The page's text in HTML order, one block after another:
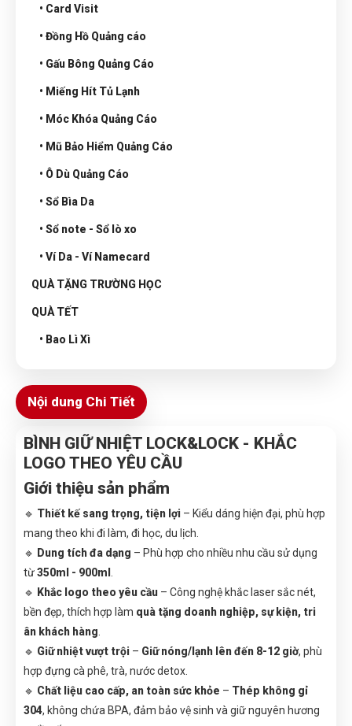
• Card Visit
• Đồng Hồ Quảng cáo
• Gấu Bông Quảng Cáo
• Miếng Hít Tủ Lạnh
• Móc Khóa Quảng Cáo
• Mũ Bảo Hiểm Quảng Cáo
• Ô Dù Quảng Cáo
• Sổ Bìa Da
• Sổ note - Sổ lò xo
• Ví Da - Ví Namecard
QUÀ TẶNG TRƯỜNG HỌC
QUÀ TẾT
• Bao Lì Xì
Nội dung Chi Tiết
BÌNH GIỮ NHIỆT LOCK&LOCK - KHẮC
LOGO THEO YÊU CẦU
Giới thiệu sản phẩm
🔹 Thiết kế sang trọng, tiện lợi – Kiểu dáng hiện đại, phù hợp
mang theo khi đi làm, đi học, du lịch.
🔹 Dung tích đa dạng – Phù hợp cho nhiều nhu cầu sử dụng
từ350ml - 900ml
🔹 Khắc logo theo yêu cầu – Công nghệ khắc laser sắc nét,
bền đẹp, thích hợp làm quà tặng doanh nghiệp, sự kiện, tri
ân khách hàng
🔹 Giữ nhiệt vượt trội – Giữ nóng/lạnh lên đến 8-12 giờ, phù
hợp đựng cà phê, trà, nước detox.
🔹 Chất liệu cao cấp, an toàn sức khỏe – Thép không gỉ
304, không chứa BPA, đảm bảo vệ sinh và giữ nguyên hương